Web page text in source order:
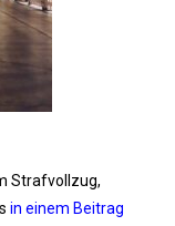
Strafvollzug,
in einem Beitrag